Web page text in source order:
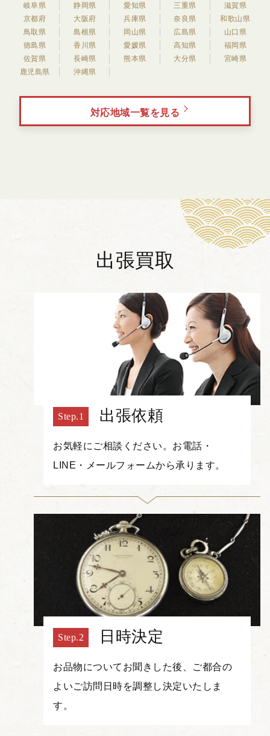
岐阜県
静岡県 愛知県 三重県
滋賀県
京都府
大阪府 兵庫県 奈良県
和歌山県
鳥取県
島根県 岡山県 広島県
山口県
徳島県
香川県 愛媛県 高知県
福岡県
佐賀県
長崎県 熊本県 大分県
宮崎県
鹿児島県
沖縄県
対応地域一覧を見る
出張買取
出張依頼
お気軽にご相談ください。お電話・
LINE・メールフォームから承ります。
日時決定
お品物についてお聞きした後、ご都合の
よいご訪問日時を調整し決定いたしま
す。